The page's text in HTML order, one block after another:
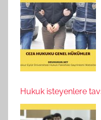
Hukuk isteyenlere